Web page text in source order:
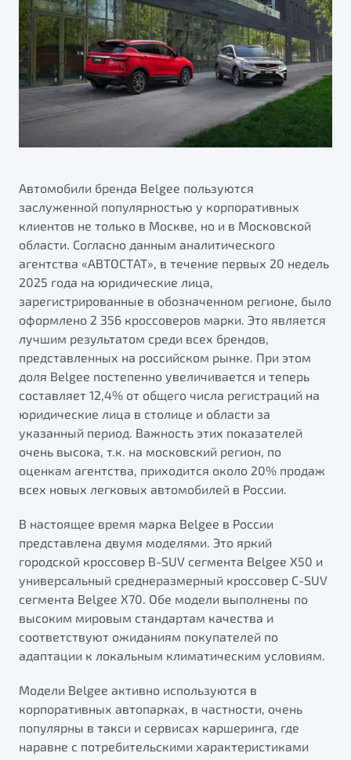
Яркий кроссовер
от 2 219 990 ₽*
Элегантный и практичный седан
от 1 699 990 ₽*
Обзор В наличии
X70
от 2 499 990 ₽*
Автокредит
Трейд-ин
Страхование
Расчет КАСКО
Узнайте о специальных выгодах при покупке
автомобиля Belgee
Подробно
Автомобили в наличии
Тест-драйв
Спецпредложения
ПОДДЕРЖКА
Гарантия Belgee
Belgee Линк
Belgee Клуб
Клиентская поддержка
Помощь на дорогах
Будьте еще более уверены на дорогах с программой
"Помощь на дорогах"
Преимущества программы
Запись на сервис
Калькулятор ТО
Клиентская поддержка
О дилерском центре
Правовая информация
Автомобили бренда Belgee пользуются
заслуженной популярностью у корпоративных
клиентов не только в Москве, но и в Московской
области. Согласно данным аналитического
агентства «АВТОСТАТ», в течение первых 20 недель
2025 года на юридические лица,
зарегистрированные в обозначенном регионе, было
оформлено 2 356 кроссоверов марки. Это является
лучшим результатом среди всех брендов,
представленных на российском рынке. При этом
доля Belgee постепенно увеличивается и теперь
составляет 12,4% от общего числа регистраций на
юридические лица в столице и области за
указанный период. Важность этих показателей
очень высока, т.к. на московский регион, по
оценкам агентства, приходится около 20% продаж
всех новых легковых автомобилей в России.
В настоящее время марка Belgee в России
представлена двумя моделями. Это яркий
городской кроссовер B-SUV сегмента Belgee X50 и
универсальный среднеразмерный кроссовер C-SUV
сегмента Belgee X70. Обе модели выполнены по
высоким мировым стандартам качества и
соответствуют ожиданиям покупателей по
адаптации к локальным климатическим условиям.
Модели Belgee активно используются в
корпоративных автопарках, в частности, очень
популярны в такси и сервисах каршеринга, где
наравне с потребительскими характеристиками